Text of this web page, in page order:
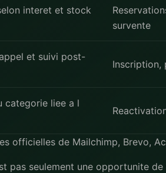
interet et stock
survente
et suivi post-
Inscription,
categorie liee a l
officielles de Mailchimp, Brevo,
pas seulement une opportunite